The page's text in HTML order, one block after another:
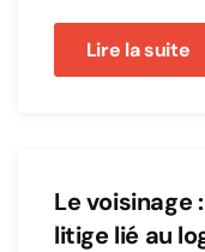
Lire la suite
Le voisinage
litige lié au